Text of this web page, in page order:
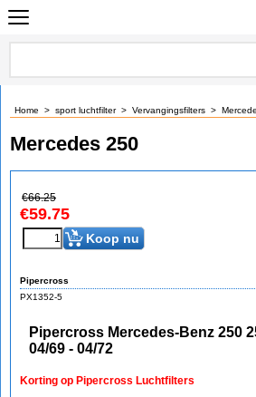
Home > sport luchtfilter> Vervangingsfilters >
Mercedes 250
€66.25
€59.75
Koop nu
Pipercross
PX1352-5
Pipercross Mercedes-Benz 250
04/69 - 04/72
Korting op Pipercross Luchtfilters